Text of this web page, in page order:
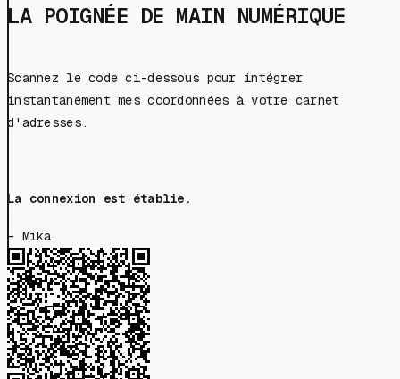
LA POIGNÉE DE MAIN NUMÉRIQUE
Scannez le code ci-dessous pour intégrer
instantanément mes coordonnées à votre carnet
d'adresses.
La connexion est établie.
- Mika